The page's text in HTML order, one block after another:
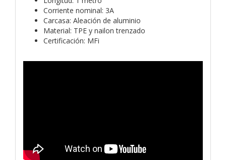
Corriente nominal: 3A
Carcasa: Aleación de aluminio
Material: TPE y nailon trenzado
Certificación: MFi